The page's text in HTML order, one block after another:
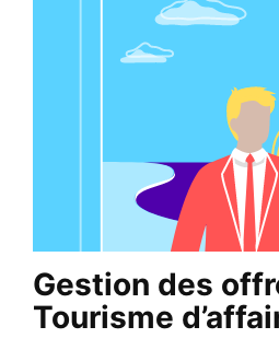
Gestion des
Tourisme